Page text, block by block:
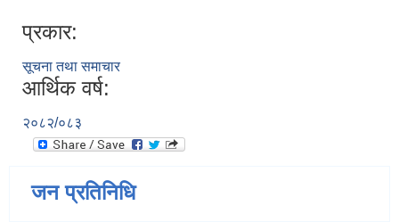
प्रकार:
सूचना तथा समाचार
आर्थिक वर्ष:
२०८२/०८३
जन प्रतिनिधि